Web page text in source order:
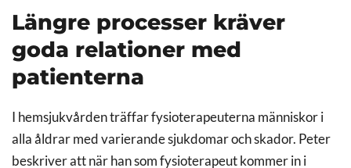
Längre processer kräver
goda relationer med
patienterna
I hemsjukvården träffar fysioterapeuterna människor i
alla åldrar med varierande sjukdomar och skador. Peter
beskriver att när han som fysioterapeut kommer in i